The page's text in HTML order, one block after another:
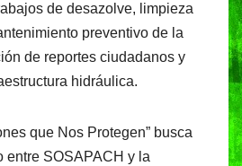
de desazolve, limpieza
preventivo de la
de reportes ciudadanos y
hidráulica.
que Nos Protegen” busca
entre SOSAPACH y la